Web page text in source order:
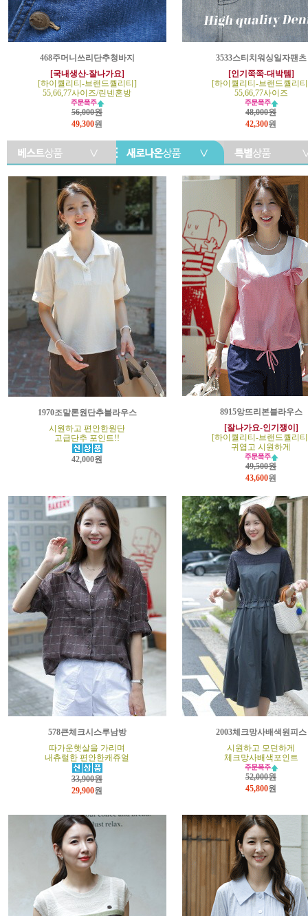
468주머니쓰리단추청바지
[국내생산-잘나가요]
[하이퀄리티-브랜드퀄리티]
55,66,77사이즈/린넨혼방
56,000원
49,300원
3533스티치워싱일자팬츠
[인기쭉쭉-대박템]
[하이퀄리티-브랜드퀄리
55,66,77사이즈
48,000원
42,300원
1970조말론원단추블라우스
시원하고 편안한원단
고급단추 포인트!!
42,000원
8915앙뜨리본블라우스
[잘나가요-인기쟁이]
[하이퀄리티-브랜드퀄리
귀엽고 시원하게
49,500원
43,600원
578큰체크시스루남방
따가운햇살을 가리며
내츄럴한 편안한캐쥬얼
33,900원
29,900원
2003체크망사배색원피스
시원하고 모던하게
체크망사배색포인트
52,000원
45,800원